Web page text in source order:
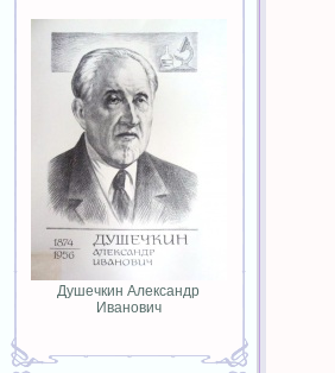
Душечкин Александр
Иванович